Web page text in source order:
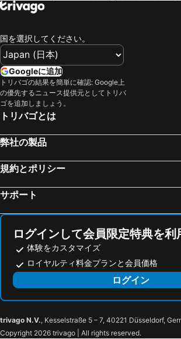
国を選択してください。
Googleに追加
トリバゴの結果を簡単に確認: Google上
の優先するニュース提供元としてトリバ
ゴを追加しましょう。
トリバゴとは
弊社の製品
規約とポリシー
サポート
ログインして会員限定特典を利
体験をカスタマイズ
ロイヤルティ料金プランと会員価格
ログイン
trivago N.V., Kesselstraße 5 – 7, 40221 Düsseldorf,
Copyright 2026 trivago | All rights reserved.